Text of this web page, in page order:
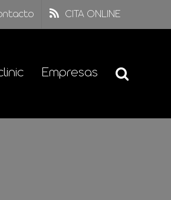
CITA ONLINE
Empresas